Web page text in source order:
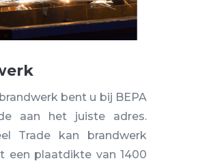
bent u bij BEPA
aan het juiste adres.
Trade kan brandwerk
een plaatdikte van 1400